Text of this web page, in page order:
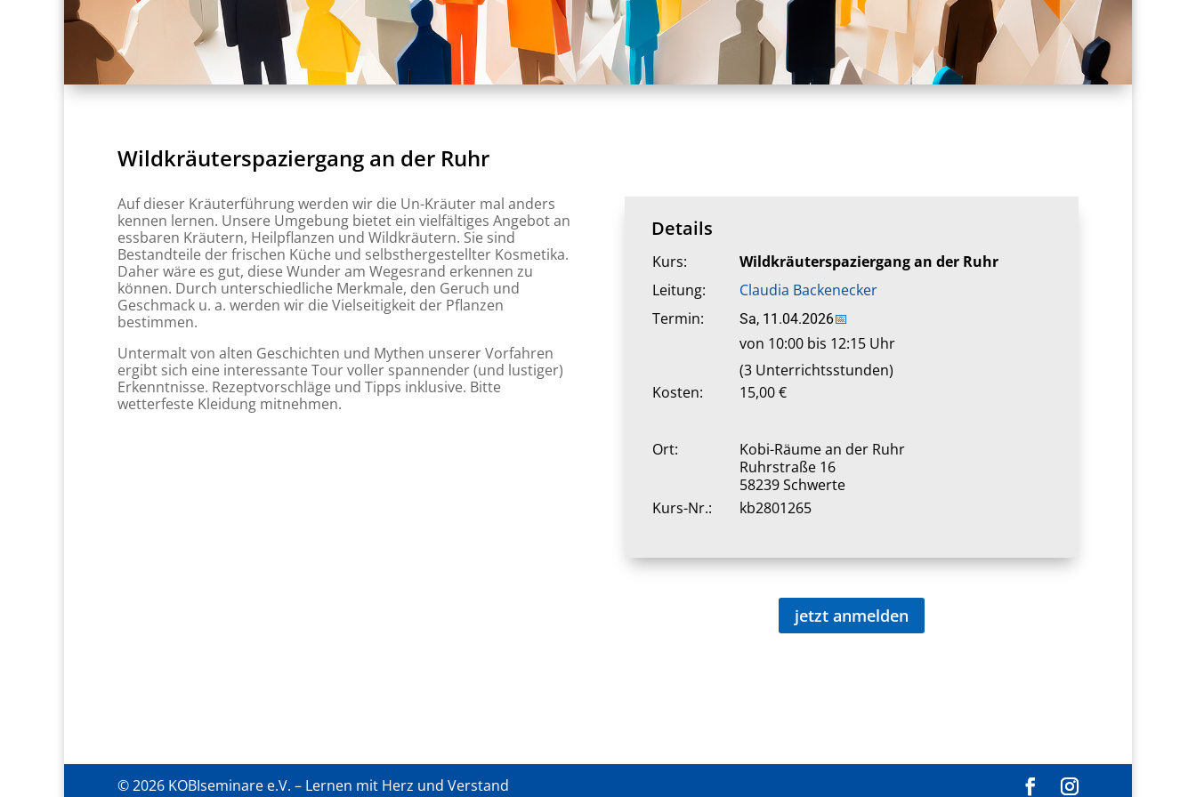
Wildkräuterspaziergang an der Ruhr
Auf dieser Kräuterführung werden wir die Un-Kräuter mal anders
kennen lernen. Unsere Umgebung bietet ein vielfältiges Angebot an
essbaren Kräutern, Heilpflanzen und Wildkräutern. Sie sind
Bestandteile der frischen Küche und selbsthergestellter Kosmetika.
Daher wäre es gut, diese Wunder am Wegesrand erkennen zu
können. Durch unterschiedliche Merkmale, den Geruch und
Geschmack u. a. werden wir die Vielseitigkeit der Pflanzen
bestimmen.
Untermalt von alten Geschichten und Mythen unserer Vorfahren
ergibt sich eine interessante Tour voller spannender (und lustiger)
Erkenntnisse. Rezeptvorschläge und Tipps inklusive. Bitte
wetterfeste Kleidung mitnehmen.
Details
Kurs:
Wildkräuterspaziergang an der Ruhr
Leitung:
Claudia Backenecker
Termin:
Sa, 11.04.2026📅
von 10:00 bis 12:15 Uhr
(3 Unterrichtsstunden)
Kosten:
15,00 €
Ort:
Kobi-Räume an der Ruhr
Ruhrstraße 16
58239 Schwerte
Kurs-Nr.:
kb2801265
jetzt anmelden
© 2026 KOBIseminare e.V. – Lernen mit Herz und Verstand